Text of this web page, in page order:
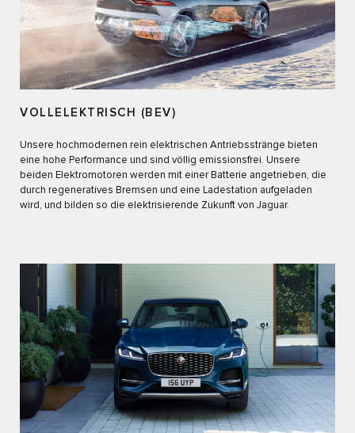
VOLLELEKTRISCH (BEV)
Unsere hochmodernen rein elektrischen Antriebsstränge bieten
eine hohe Performance und sind völlig emissionsfrei. Unsere
beiden Elektromotoren werden mit einer Batterie angetrieben, die
durch regeneratives Bremsen und eine Ladestation aufgeladen
wird, und bilden so die elektrisierende Zukunft von Jaguar.